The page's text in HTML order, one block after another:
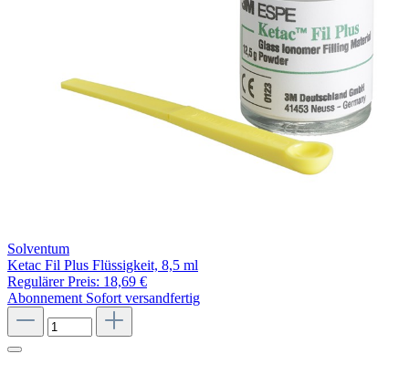
Solventum
Ketac Fil Plus Flüssigkeit, 8,5 ml
Regulärer Preis: 18,69 €
Abonnement Sofort versandfertig